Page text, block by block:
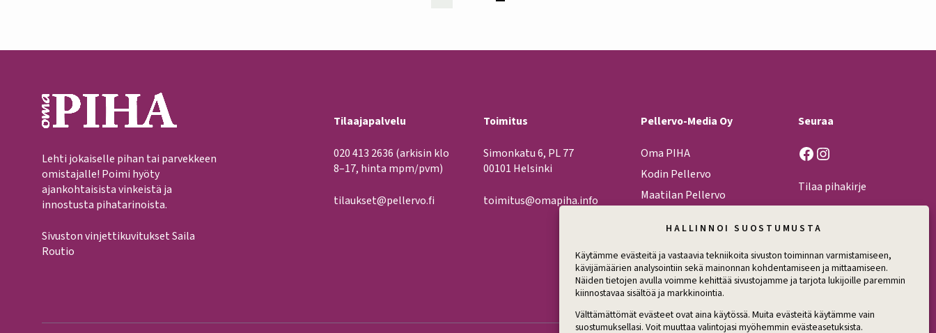
HALLINNOI SUOSTUMUSTA
Käytämme evästeitä ja vastaavia tekniikoita sivuston toiminnan varmistamiseen,
kävijämäärien analysointiin sekä mainonnan kohdentamiseen ja mittaamiseen.
Näiden tietojen avulla voimme kehittää sivustojamme ja tarjota lukijoille paremmin
kiinnostavaa sisältöä ja markkinointia.
Välttämättömät evästeet ovat aina käytössä. Muita evästeitä käytämme vain
suostumuksellasi. Voit muuttaa valintojasi myöhemmin evästeasetuksista.
Lehti jokaiselle pihan tai parvekkeen
omistajalle! Poimi hyöty
ajankohtaisista vinkeistä ja
innostusta pihatarinoista.
Sivuston vinjettikuvitukset Saila
Routio
Tilaajapalvelu
020 413 2636 (arkisin klo
8–17, hinta mpm/pvm)
tilaukset@pellervo.fi
Toimitus
Simonkatu 6, PL 77
00101 Helsinki
toimitus@omapiha.info
Pellervo-Media Oy
Oma PIHA
Kodin Pellervo
Maatilan Pellervo
Seuraa
Facebook
Instagram
Tilaa pihakirje